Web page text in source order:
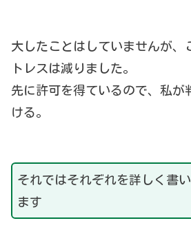
大したことはしていませんが、
トレスは減りました。
先に許可を得ているので、私が
ける。
それではそれぞれを詳しく書
ます